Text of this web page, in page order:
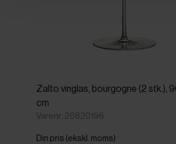
Zalto vinglas, bourgogne (2 stk.),
cm
Varenr: 20820196
Din pris (ekskl. moms)